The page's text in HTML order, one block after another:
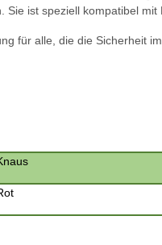
ist speziell kompatibel mit
für alle, die die Sicherheit